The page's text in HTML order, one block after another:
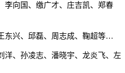
李向国、缴广才、庄吉凯、郑春
东兴、邱磊、周志成、鞠超等…
洋、孙凌志、潘晓宇、龙炎飞、左